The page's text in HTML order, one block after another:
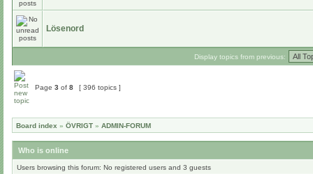
Lösenord
Display topics from previous:
Page 3 of 8 [ 396 topics ]
Board index » ÖVRIGT » ADMIN-FORUM
Who is online
Users browsing this forum: No registered users and 3 guests